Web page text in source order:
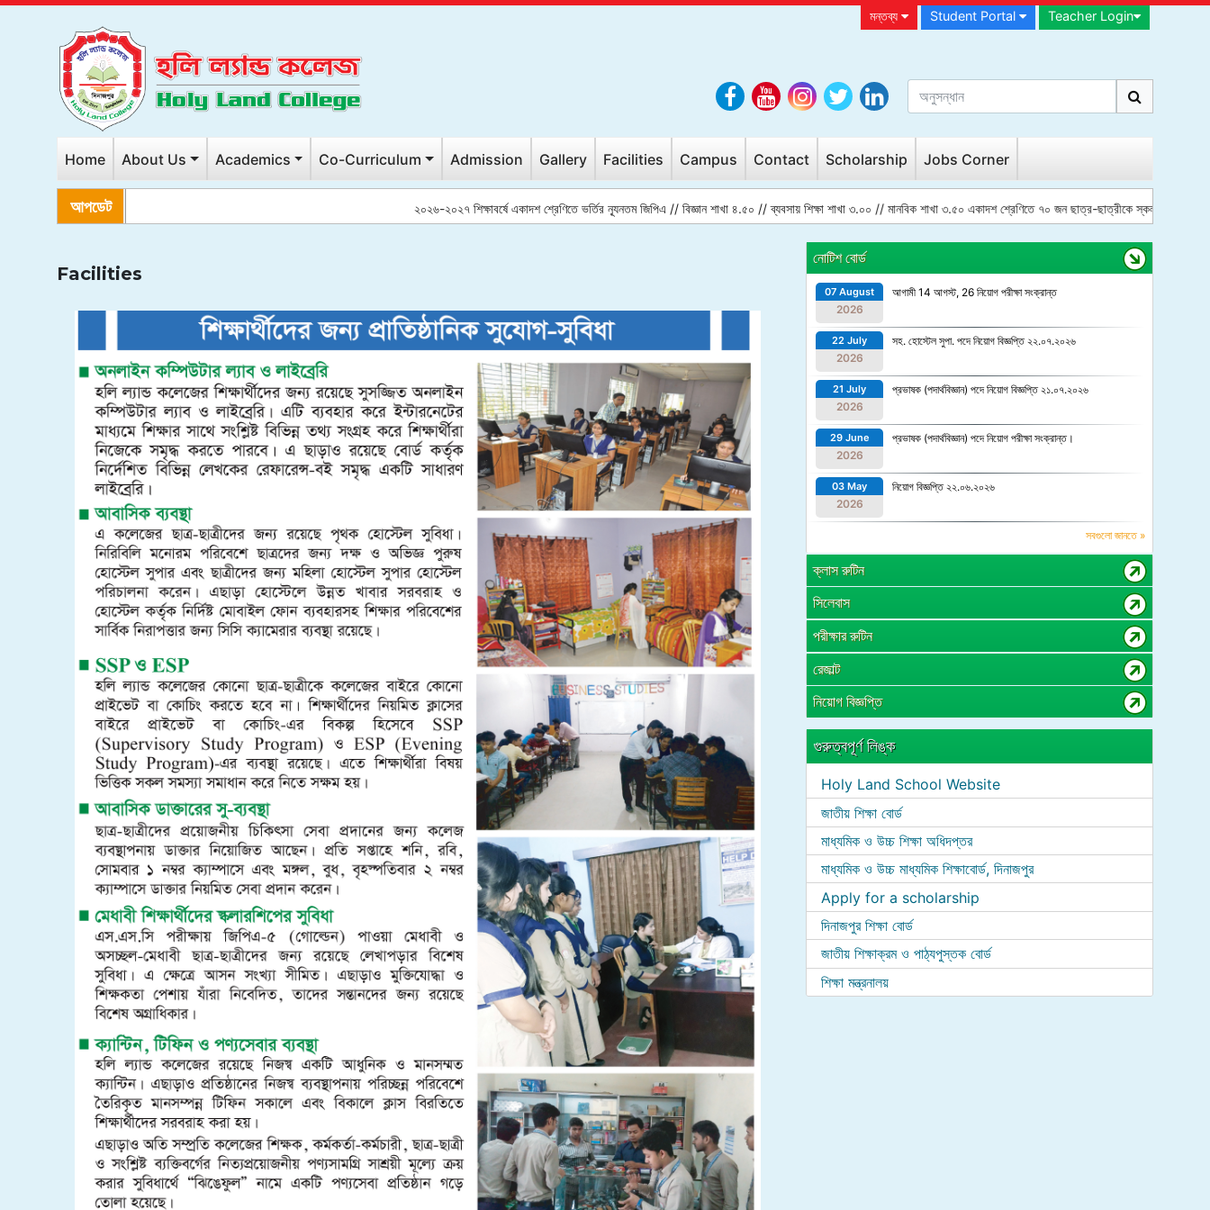
মন্তব্য Student Portal Teacher Login
Home About Us Academics Co-Curriculum Admission Gallery Facilities Campus Contact Scholarship Jobs Corner
আপডেট ২০২৬-২০২৭ শিক্ষাবর্ষে একাদশ শ্রেণিতে ভর্তির ন্যূনতম জিপিএ // বিজ্ঞান শাখা ৪.৫০ // ব্যবসায় শিক্ষা শাখা ৩.০০ // মানবিক শাখা ৩.৫০ একাদশ শ্রেণিতে ৭০ জন ছাত্র-ছাত্রীকে স্কলারশিপ প্রদান করা
Facilities
নোটিশ বোর্ড
07 August
2026
আগামী 14 আগস্ট, 26 নিয়োগ পরীক্ষা সংক্রান্ত
22 July
2026
সহ. হোস্টেল সুপা. পদে নিয়োগ বিজ্ঞপ্তি ২২.০৭.২০২৬
21 July
2026
প্রভাষক (পদার্থবিজ্ঞান) পদে নিয়োগ বিজ্ঞপ্তি ২১.০৭.২০২৬
29 June
2026
প্রভাষক (পদার্থবিজ্ঞান) পদে নিয়োগ পরীক্ষা সংক্রান্ত।
03 May
2026
নিয়োগ বিজ্ঞপ্তি ২২.০৬.২০২৬
সবগুলো জানতে »
ক্লাস রুটিন
সিলেবাস
পরীক্ষার রুটিন
রেজাল্ট
নিয়োগ বিজ্ঞপ্তি
গুরুত্বপূর্ণ লিঙ্ক
Holy Land School Website
জাতীয় শিক্ষা বোর্ড
মাধ্যমিক ও উচ্চ শিক্ষা অধিদপ্তর
মাধ্যমিক ও উচ্চ মাধ্যমিক শিক্ষাবোর্ড, দিনাজপুর
Apply for a scholarship
দিনাজপুর শিক্ষা বোর্ড
জাতীয় শিক্ষাক্রম ও পাঠ্যপুস্তক বোর্ড
শিক্ষা মন্ত্রনালয়